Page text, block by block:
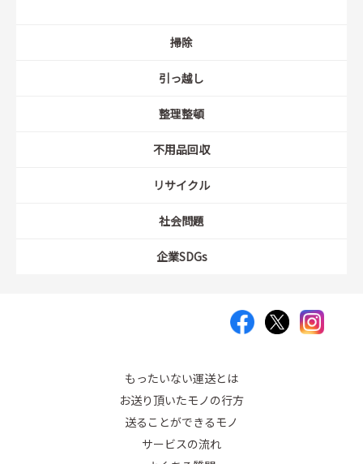
掃除
引っ越し
整理整頓
不用品回収
リサイクル
社会問題
企業SDGs
もったいない運送とは
お送り頂いたモノの行方
送ることができるモノ
サービスの流れ